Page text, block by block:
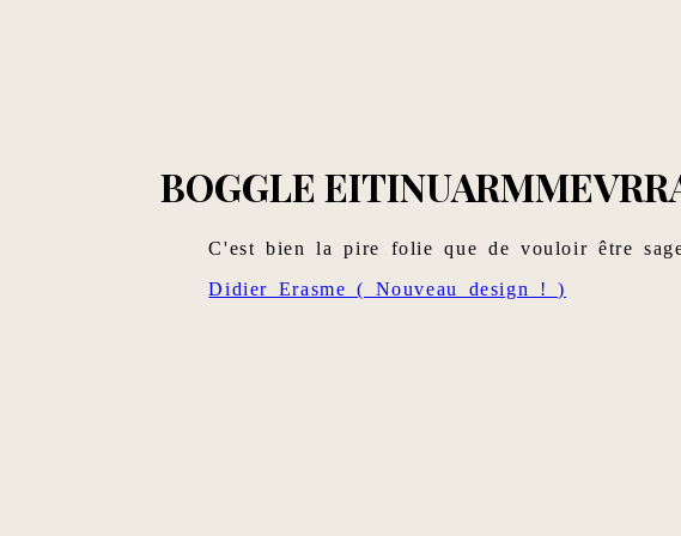
BOGGLE
C'est bien la pire folie que de vouloir être
Didier Erasme ( Nouveau design ! )